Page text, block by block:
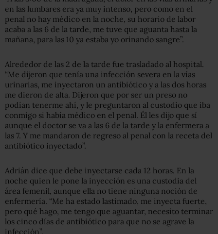
en las lumbares era ya muy intenso, pero como en el
penal no hay médico en la noche, su horario de labor
acaba a las 6 de la tarde, me tuve que aguanta hasta la
mañana, para las 10 ya estaba yo orinando sangre”.
Alrededor de las 2 de la tarde fue trasladado al hospital.
“Me dijeron que tenía una infección severa en la vías
urinarias, me inyectaron un antibiótico y a las dos horas
me dieron de alta. Dijeron que por ser un preso no
podían tenerme ahí, y le preguntaron al custodio que iba
conmigo si había médico en el penal. Él les dijo que sí
aunque el doctor se va a las 6 de la tarde y la enfermera a
las 7. Y me mandaron de regreso al penal con la receta del
antibiótico inyectado”.
Adrián dice que debe inyectarse cada 12 horas. En la
noche quien le pone la inyección es una custodia del
área femenil, aunque ella no tiene ninguna noción de
enfermería. “Me ha estado lastimado, me inyecta fuerte,
pero qué hago, me tengo que aguantar, necesito terminar
los cinco días de antibiótico para que no se agrave la
infección”.